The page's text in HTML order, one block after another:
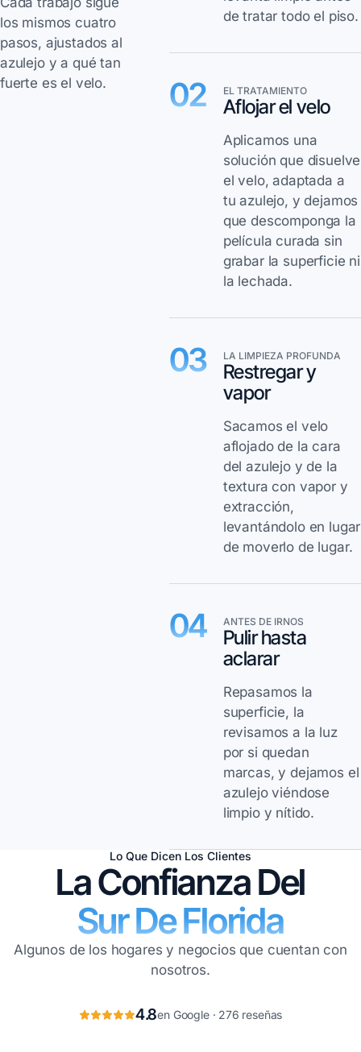
los mismos cuatro
pasos, ajustados al
azulejo y a qué tan
fuerte es el velo.
de tratar todo el piso.
02 EL TRATAMIENTO
Aflojar el velo
Aplicamos una
solución que disuelve
el velo, adaptada a
tu azulejo, y dejamos
que descomponga la
película curada sin
grabar la superficie ni
la lechada.
03 LA LIMPIEZA PROFUNDA
Restregar y
vapor
Sacamos el velo
aflojado de la cara
del azulejo y de la
textura con vapor y
extracción,
levantándolo en lugar
de moverlo de lugar.
04 ANTES DE IRNOS
Pulir hasta
aclarar
Repasamos la
superficie, la
revisamos a la luz
por si quedan
marcas, y dejamos el
azulejo viéndose
limpio y nítido.
Lo Que Dicen Los Clientes
La Confianza Del
Sur De Florida
Algunos de los hogares y negocios que cuentan con
nosotros.
4.8en Google · 276 reseñas